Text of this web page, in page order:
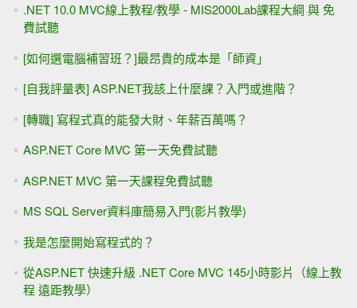
.NET 10.0 MVC線上教程/教學 - MIS2000Lab課程大綱 與 免
費試聽
[如何選電腦補習班？]最昂貴的成本是「師資」
[自我評量表] ASP.NET我該上什麼課？入門或進階？
[轉職] 寫程式真的能發大財、年薪百萬嗎？
ASP.NET Core MVC 第一天免費試聽
ASP.NET MVC 第一天課程免費試聽
MS SQL Server資料庫簡易入門(影片教學)
我是怎麼開始寫程式的？
從ASP.NET 快速升級 .NET Core MVC 145小時影片（線上教
程 遠距教學）